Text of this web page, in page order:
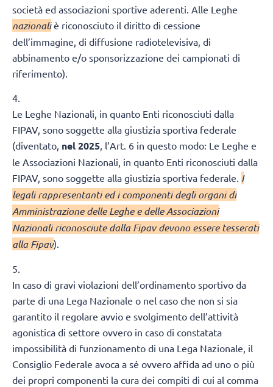
società ed associazioni sportive aderenti. Alle Leghe
nazionaliè riconosciuto il diritto di cessione
dell’immagine, di diffusione radiotelevisiva, di
abbinamento e/o sponsorizzazione dei campionati di
riferimento).
4.
Le Leghe Nazionali, in quanto Enti riconosciuti dalla
FIPAV, sono soggette alla giustizia sportiva federale
(diventato, nel 2025, l’Art. 6 in questo modo: Le Leghe e
le Associazioni Nazionali, in quanto Enti riconosciuti dalla
FIPAV, sono soggette alla giustizia sportiva federale. I
legali rappresentanti ed i componenti degli organi di
Amministrazione delle Leghe e delle Associazioni
Nazionali riconosciute dalla Fipav devono essere tesserati
alla Fipav).
5.
In caso di gravi violazioni dell’ordinamento sportivo da
parte di una Lega Nazionale o nel caso che non si sia
garantito il regolare avvio e svolgimento dell’attività
agonistica di settore ovvero in caso di constatata
impossibilità di funzionamento di una Lega Nazionale, il
Consiglio Federale avoca a sé ovvero affida ad uno o più
dei propri componenti la cura dei compiti di cui al comma